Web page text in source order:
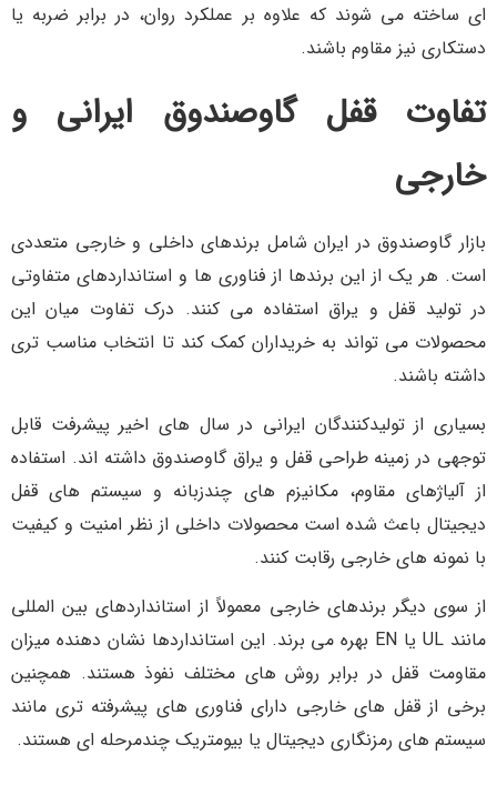
ای ساخته می شوند که علاوه بر عملکرد روان، در برابر ضربه یا
دستکاری نیز مقاوم باشند.
تفاوت قفل گاوصندوق ایرانی و
خارجی
بازار گاوصندوق در ایران شامل برندهای داخلی و خارجی متعددی
است. هر یک از این برندها از فناوری ها و استانداردهای متفاوتی
در تولید قفل و یراق استفاده می کنند. درک تفاوت میان این
محصولات می تواند به خریداران کمک کند تا انتخاب مناسب تری
داشته باشند.
بسیاری از تولیدکنندگان ایرانی در سال های اخیر پیشرفت قابل
توجهی در زمینه طراحی قفل و یراق گاوصندوق داشته اند. استفاده
از آلیاژهای مقاوم، مکانیزم های چندزبانه و سیستم های قفل
دیجیتال باعث شده است محصولات داخلی از نظر امنیت و کیفیت
با نمونه های خارجی رقابت کنند.
از سوی دیگر برندهای خارجی معمولاً از استانداردهای بین المللی
مانند UL یا EN بهره می برند. این استانداردها نشان دهنده میزان
مقاومت قفل در برابر روش های مختلف نفوذ هستند. همچنین
برخی از قفل های خارجی دارای فناوری های پیشرفته تری مانند
سیستم های رمزنگاری دیجیتال یا بیومتریک چندمرحله ای هستند.